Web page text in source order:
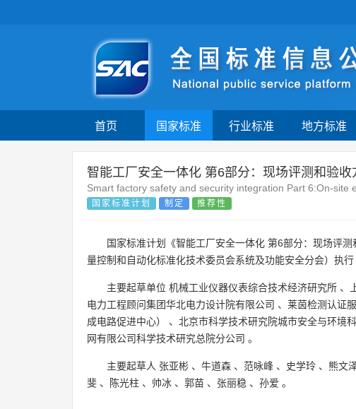
首页 国家标准 行业标准 地方标准
智能工厂安全一体化 第6部分：现场评测和验收
Smart factory safety and security integration Part 6:On-site
国家标准计划 制定 推荐性
国家标准计划《智能工厂安全一体化 第6部分：现场评测
量控制和自动化标准化技术委员会系统及功能安全分会）执
主要起草单位 机械工业仪器仪表综合技术经济研究所 、
电力工程顾问集团华北电力设计院有限公司 、 莱茵检测认证
成电路促进中心）
、 北京市科学技术研究院城市安全与环境
网有限公司科学技术研究总院分公司 。
主要起草人 张亚彬 、 牛道森 、 范咏峰 、 史学玲 、 熊文
斐 、 陈光柱 、 帅冰 、 郭苗 、 张丽稳 、 孙爱 。